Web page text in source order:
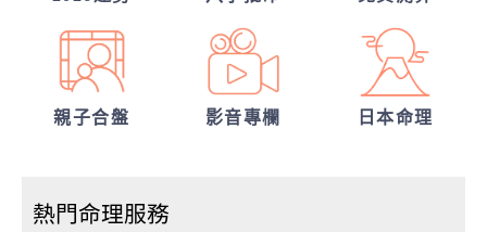
親子合盤 影音專欄 日本命理
熱門命理服務